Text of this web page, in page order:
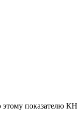
этому показателю